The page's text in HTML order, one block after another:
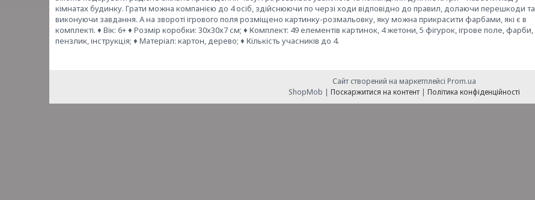
кімнатах будинку. Грати можна компанією до 4 осіб, здійснюючи по черзі ходи відповідно до правил, долаючи перешкоди та
виконуючи завдання. А на звороті ігрового поля розміщено картинку-розмальовку, яку можна прикрасити фарбами, які є в
комплекті. ♦ Вік: 6+ ♦ Розмір коробки: 30х30х7 см; ♦ Комплект: 49 елементів картинок, 4 жетони, 5 фігурок, ігрове поле, фарби,
пензлик, інструкція; ♦ Матеріал: картон, дерево; ♦ Кількість учасників до 4.
Сайт створений на маркетплейсі Prom.ua
ShopMob | Поскаржитися на контент | Політика конфіденційності